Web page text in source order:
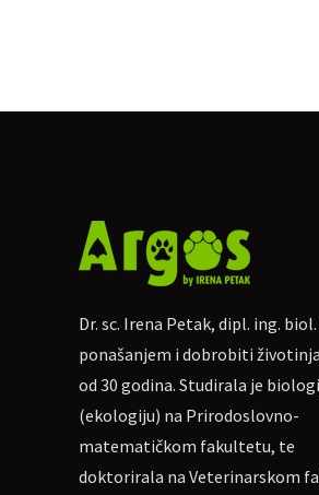
Ako
https://
Dr. sc. Irena Petak, dipl. ing. biol.
ponašanjem i dobrobiti životinja
od 30 godina. Studirala je
(ekologiju) na Prirodoslovno-
matematičkom fakultetu, te
doktorirala na Veterinarskom